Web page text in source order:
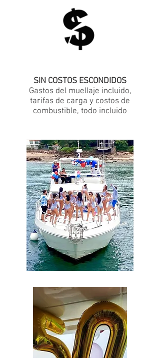
SIN COSTOS ESCONDIDOS
Gastos del muellaje incluido,
tarifas de carga y costos de
combustible, todo incluido